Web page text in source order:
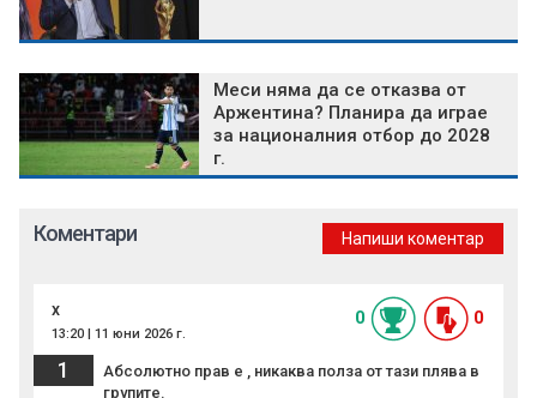
Меси няма да се отказва от
Аржентина? Планира да играе
за националния отбор до 2028
г.
Коментари Напиши коментар
x
13:20 | 11 юни 2026 г.
0 0
1
Абсолютно прав е , никаква полза от тази плява в
групите.